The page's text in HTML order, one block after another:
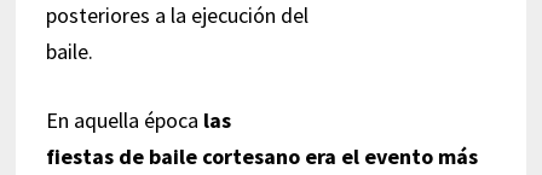
posteriores a la ejecución del
baile.
En aquella época las
fiestas de baile cortesano era el evento más